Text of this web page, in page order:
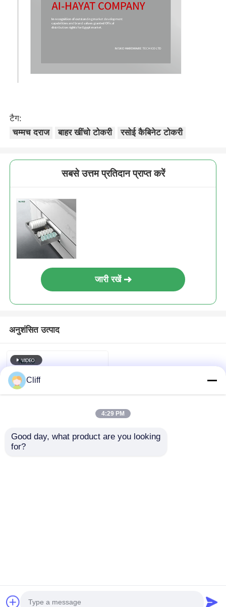
टैग:
चम्मच दराज
बाहर खींचो टोकरी रसोई कैबिनेट टोकरी
सबसे उत्तम प्रतिदान प्राप्त करें
जारी रखें
अनुशंसित उत्पाद
2026 Nisko Hardware Tech Co., Ltd.. All Rights
Cliff
4:29 PM
Good day, what product are you looking
for?